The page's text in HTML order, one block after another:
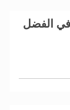
في الفضل